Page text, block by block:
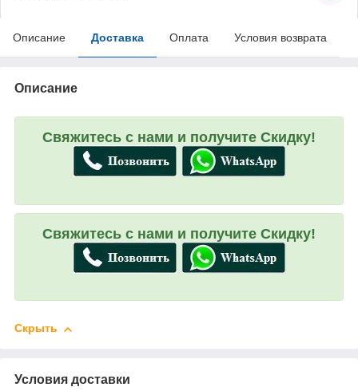
Описание Доставка Оплата Условия возврата
Описание
Свяжитесь с нами и получите Скидку!
Свяжитесь с нами и получите Скидку!
Скрыть
Условия доставки